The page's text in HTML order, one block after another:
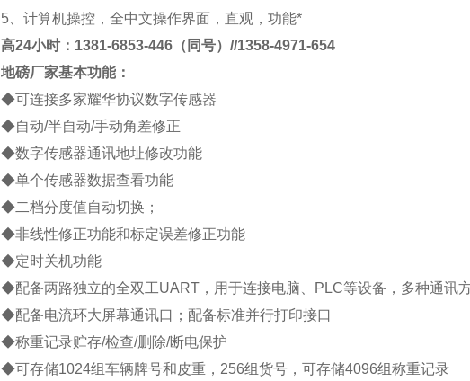
5、计算机操控，全中文操作界面，直观，功能*
高24小时：1381-6853-446（同号）//1358-4971-654
地磅厂家基本功能：
◆可连接多家耀华协议数字传感器
◆自动/半自动/手动角差修正
◆数字传感器通讯地址修改功能
◆单个传感器数据查看功能
◆二档分度值自动切换；
◆非线性修正功能和标定误差修正功能
◆定时关机功能
◆配备两路独立的全双工UART，用于连接电脑、 PLC等设备，多种通讯
◆配备电流环大屏幕通讯口；配备标准并行打印接口
◆称重记录贮存/检查/删除/断电保护
◆可存储1024组车辆牌号和皮重， 256组货号，可存储4096组称重记录